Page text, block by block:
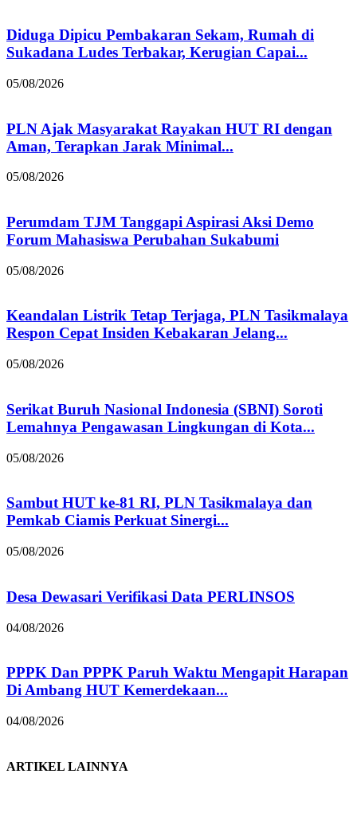
Diduga Dipicu Pembakaran Sekam, Rumah di
Sukadana Ludes Terbakar, Kerugian Capai...
05/08/2026
PLN Ajak Masyarakat Rayakan HUT RI dengan
Aman, Terapkan Jarak Minimal...
05/08/2026
Perumdam TJM Tanggapi Aspirasi Aksi Demo
Forum Mahasiswa Perubahan Sukabumi
05/08/2026
Keandalan Listrik Tetap Terjaga, PLN Tasikmalaya
Respon Cepat Insiden Kebakaran Jelang...
05/08/2026
Serikat Buruh Nasional Indonesia (SBNI) Soroti
Lemahnya Pengawasan Lingkungan di Kota...
05/08/2026
Sambut HUT ke-81 RI, PLN Tasikmalaya dan
Pemkab Ciamis Perkuat Sinergi...
05/08/2026
Desa Dewasari Verifikasi Data PERLINSOS
04/08/2026
PPPK Dan PPPK Paruh Waktu Mengapit Harapan
Di Ambang HUT Kemerdekaan...
04/08/2026
ARTIKEL LAINNYA